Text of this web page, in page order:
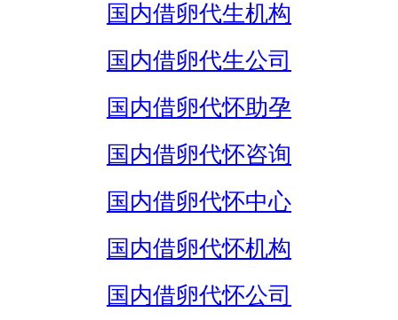
国内借卵代生机构
国内借卵代生公司
国内借卵代怀助孕
国内借卵代怀咨询
国内借卵代怀中心
国内借卵代怀机构
国内借卵代怀公司